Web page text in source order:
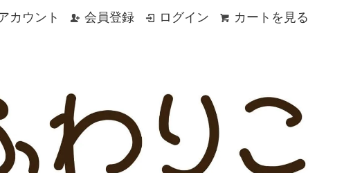
カウント 会員登録 ログイン カートを見る